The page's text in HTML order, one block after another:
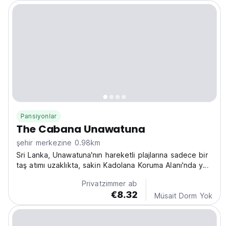
Pansiyonlar
The Cabana Unawatuna
şehir merkezine 0.98km
Sri Lanka, Unawatuna'nın hareketli plajlarına sadece bir
taş atımı uzaklıkta, sakin Kadolana Koruma Alanı'nda yer
kaçın. Rahatlama ve keşif için gerçek bir cennet olan
bu şık sığınakta doğanın sesleriyle...
Privatzimmer ab
€8.32 Müsait Dorm Yok